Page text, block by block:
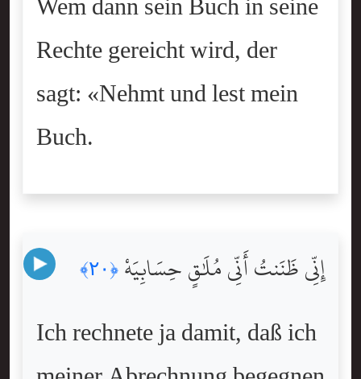
Rechte gereicht wird, der
sagt: «Nehmt und lest mein
Buch.
إِنِّى ظَنَنتُ أَنِّى مُلَٰقٍ حِسَابِيَهْ ﴿٢٠﴾
Ich rechnete ja damit, daß ich